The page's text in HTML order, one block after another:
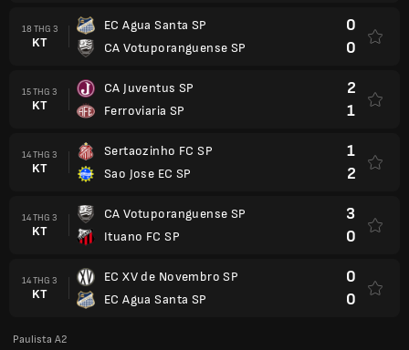
18 THG 3
KT
EC Agua Santa SP
CA Votuporanguense SP
0
0
15 THG 3
KT
CA Juventus SP
Ferroviaria SP
2
1
14 THG 3
KT
Sertaozinho FC SP
Sao Jose EC SP
1
2
14 THG 3
KT
CA Votuporanguense SP
Ituano FC SP
3
0
14 THG 3
KT
EC XV de Novembro SP
EC Agua Santa SP
0
0
Paulista A2